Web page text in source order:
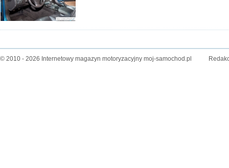
© 2010 - 2026 Internetowy magazyn motoryzacyjny moj-samochod.pl